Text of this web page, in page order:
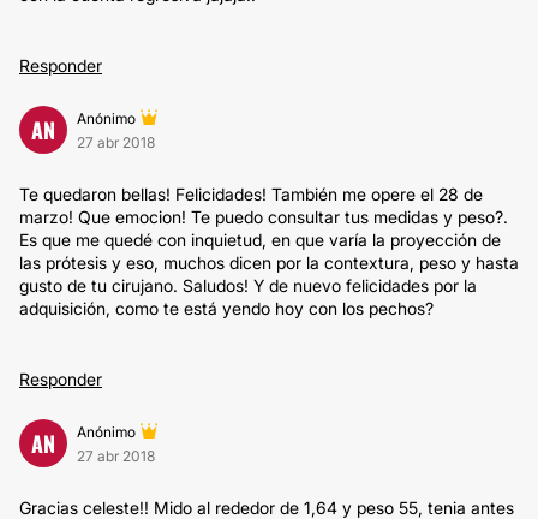
Responder
AN
Anónimo
27 abr 2018
Te quedaron bellas! Felicidades! También me opere el 28 de
marzo! Que emocion! Te puedo consultar tus medidas y peso?.
Es que me quedé con inquietud, en que varía la proyección de
las prótesis y eso, muchos dicen por la contextura, peso y hasta
gusto de tu cirujano. Saludos! Y de nuevo felicidades por la
adquisición, como te está yendo hoy con los pechos?
Responder
AN
Anónimo
27 abr 2018
Gracias celeste!! Mido al rededor de 1,64 y peso 55, tenia antes